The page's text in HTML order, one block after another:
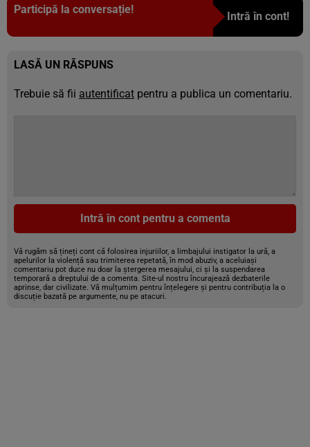
Participă la conversație!
Intră în cont!
LASĂ UN RĂSPUNS
Trebuie să fii autentificat pentru a publica un comentariu.
Intră în cont pentru a comenta
Vă rugăm să țineți cont că folosirea injuriilor, a limbajului instigator la ură, a
apelurilor la violență sau trimiterea repetată, în mod abuziv, a aceluiași
comentariu pot duce nu doar la ștergerea mesajului, ci și la suspendarea
temporară a dreptului de a comenta. Site-ul nostru încurajează dezbaterile
aprinse, dar civilizate. Vă mulțumim pentru înțelegere și pentru contribuția la o
discuție bazată pe argumente, nu pe atacuri.